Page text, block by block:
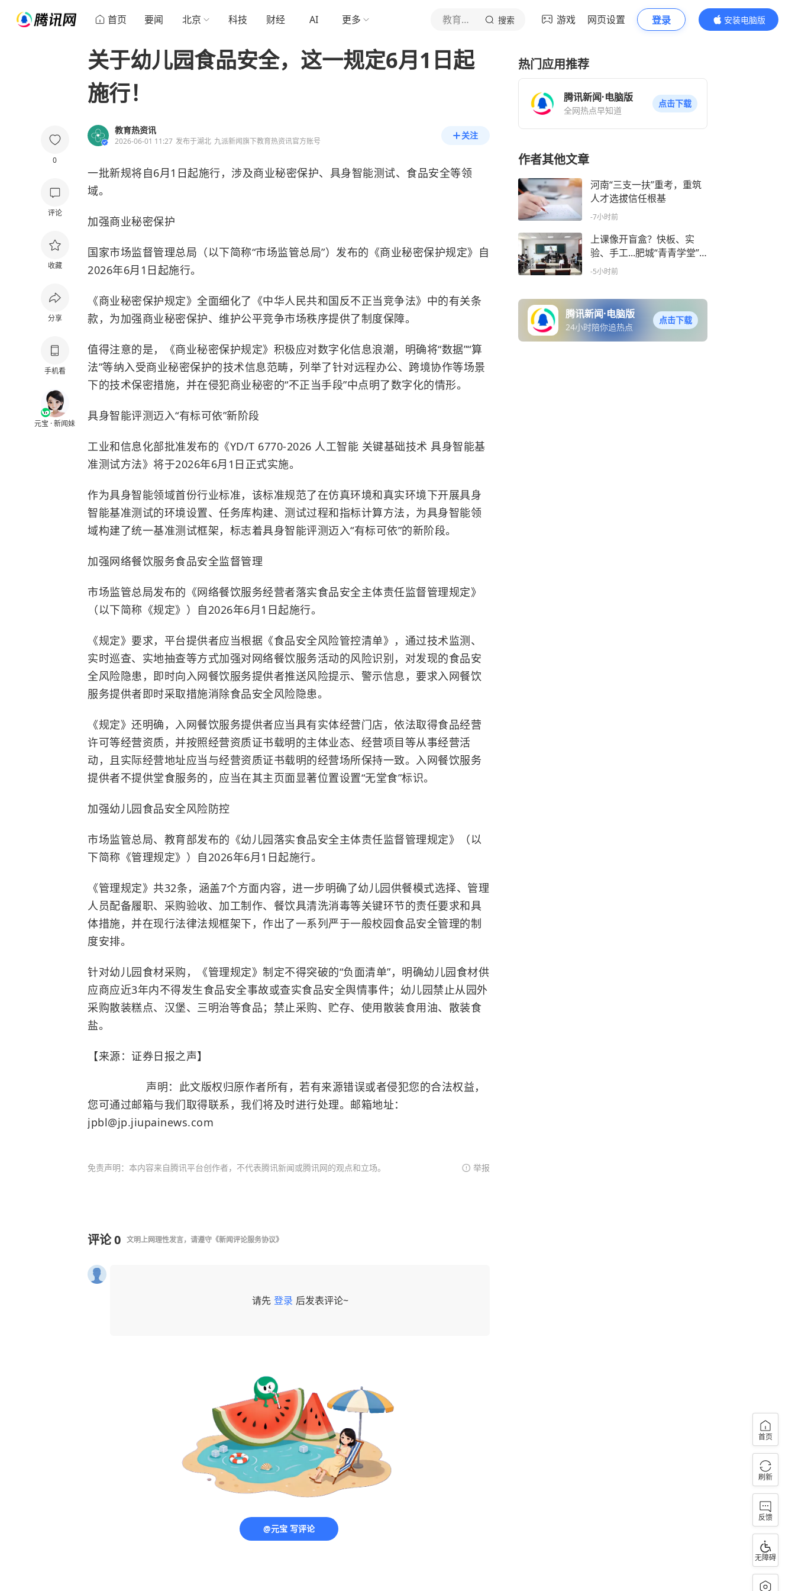
首页 要闻 北京 科技 财经 AI 更多 教育热资讯 搜索 游戏 网页设置 登录
安装电脑版
内容更精彩
0
评论
收藏
分享
手机看
元宝 · 新闻妹
关于幼儿园食品安全，这一规定6月1日起
施行！
教育热资讯
2026-06-01 11:27 发布于湖北 九派新闻旗下教育热资讯官方账号
关注
一批新规将自6月1日起施行，涉及商业秘密保护、具身智能测试、食品安全等领
域。
加强商业秘密保护
国家市场监督管理总局（以下简称“市场监管总局”）发布的《商业秘密保护规定》自
2026年6月1日起施行。
《商业秘密保护规定》全面细化了《中华人民共和国反不正当竞争法》中的有关条
款，为加强商业秘密保护、维护公平竞争市场秩序提供了制度保障。
值得注意的是，《商业秘密保护规定》积极应对数字化信息浪潮，明确将“数据”“算
法”等纳入受商业秘密保护的技术信息范畴，列举了针对远程办公、跨境协作等场景
下的技术保密措施，并在侵犯商业秘密的“不正当手段”中点明了数字化的情形。
具身智能评测迈入“有标可依”新阶段
工业和信息化部批准发布的《YD/T 6770-2026 人工智能 关键基础技术 具身智能基
准测试方法》将于2026年6月1日正式实施。
作为具身智能领域首份行业标准，该标准规范了在仿真环境和真实环境下开展具身
智能基准测试的环境设置、任务库构建、测试过程和指标计算方法，为具身智能领
域构建了统一基准测试框架，标志着具身智能评测迈入“有标可依”的新阶段。
加强网络餐饮服务食品安全监督管理
市场监管总局发布的《网络餐饮服务经营者落实食品安全主体责任监督管理规定》
（以下简称《规定》）自2026年6月1日起施行。
《规定》要求，平台提供者应当根据《食品安全风险管控清单》，通过技术监测、
实时巡查、实地抽查等方式加强对网络餐饮服务活动的风险识别，对发现的食品安
全风险隐患，即时向入网餐饮服务提供者推送风险提示、警示信息，要求入网餐饮
服务提供者即时采取措施消除食品安全风险隐患。
《规定》还明确，入网餐饮服务提供者应当具有实体经营门店，依法取得食品经营
许可等经营资质，并按照经营资质证书载明的主体业态、经营项目等从事经营活
动，且实际经营地址应当与经营资质证书载明的经营场所保持一致。入网餐饮服务
提供者不提供堂食服务的，应当在其主页面显著位置设置“无堂食”标识。
加强幼儿园食品安全风险防控
市场监管总局、教育部发布的《幼儿园落实食品安全主体责任监督管理规定》（以
下简称《管理规定》）自2026年6月1日起施行。
《管理规定》共32条，涵盖7个方面内容，进一步明确了幼儿园供餐模式选择、管理
人员配备履职、采购验收、加工制作、餐饮具清洗消毒等关键环节的责任要求和具
体措施，并在现行法律法规框架下，作出了一系列严于一般校园食品安全管理的制
度安排。
针对幼儿园食材采购，《管理规定》制定不得突破的“负面清单”，明确幼儿园食材供
应商应近3年内不得发生食品安全事故或查实食品安全舆情事件；幼儿园禁止从园外
采购散装糕点、汉堡、三明治等食品；禁止采购、贮存、使用散装食用油、散装食
盐。
【来源：证券日报之声】
声明：此文版权归原作者所有，若有来源错误或者侵犯您的合法权益，
您可通过邮箱与我们取得联系，我们将及时进行处理。邮箱地址：
jpbl@jp.jiupainews.com
免责声明：本内容来自腾讯平台创作者，不代表腾讯新闻或腾讯网的观点和立场。 举报
评论0 文明上网理性发言，请遵守 《新闻评论服务协议》
请先 登录 后发表评论~
@元宝 写评论
热门应用推荐
腾讯新闻·电脑版
全网热点早知道
点击下载
作者其他文章
河南“三支一扶”重考，重筑
人才选拔信任根基
-7小时前
上课像开盲盒？快板、实
验、手工...肥城“青青学堂”
太有意思了！
-5小时前
腾讯新闻·电脑版
24小时陪你追热点
点击下载
首页
刷新
反馈
无障碍